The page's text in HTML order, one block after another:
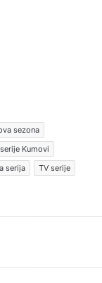
sezona
Kumovi
serija
TV serije